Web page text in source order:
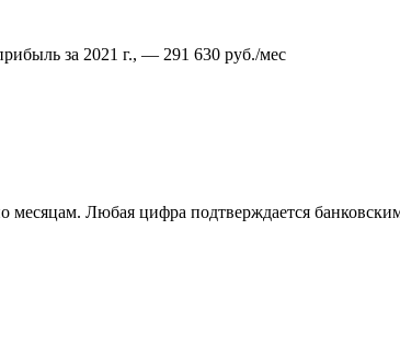
за 2021 г., — 291 630 руб./мес
месяцам. Любая цифра подтверждается